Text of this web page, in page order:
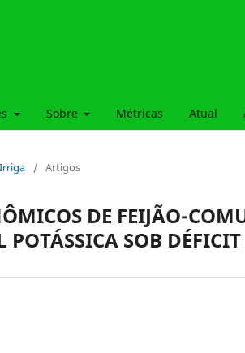
Sobre Métricas Atual
/ Artigos
DE FEIJÃO-
SOB